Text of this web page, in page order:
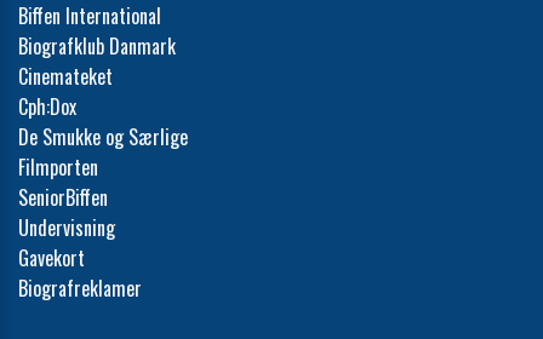
Biffen International
Biografklub Danmark
Cinemateket
Cph:Dox
De Smukke og Særlige
Filmporten
SeniorBiffen
Undervisning
Gavekort
Biografreklamer